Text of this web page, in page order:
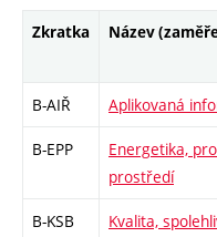
Zkratka Název
B-AIŘ Aplikovaná
B-EPP
Energetika,
prostředí
B-KSB
Kvalita,